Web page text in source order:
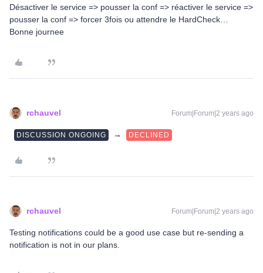
Désactiver le service => pousser la conf => réactiver le service =>
pousser la conf => forcer 3fois ou attendre le HardCheck…
Bonne journee
rchauvel Forum|Forum|2 years ago
DISCUSSION ONGOING → DECLINED
rchauvel Forum|Forum|2 years ago
Testing notifications could be a good use case but re-sending a
notification is not in our plans.